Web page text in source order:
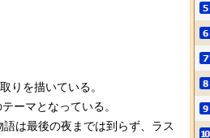
りを描いている。
ーマとなっている。
は最後の夜までは到らず、ラス